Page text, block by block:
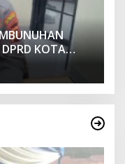
KOTA
ANGGOTA